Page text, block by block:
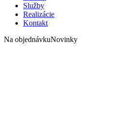
Služby
Realizácie
Kontakt
Na objednávkuNovinky